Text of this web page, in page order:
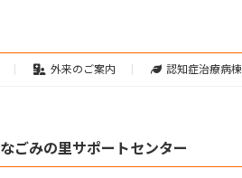
外来のご案内 認知症治療病棟
なごみの里サポートセンター